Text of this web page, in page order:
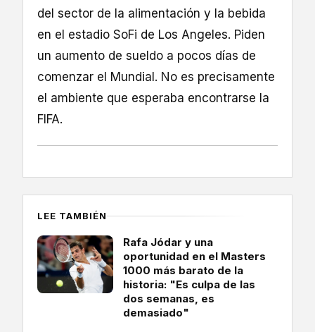
del sector de la alimentación y la bebida
en el estadio SoFi de Los Angeles. Piden
un aumento de sueldo a pocos días de
comenzar el Mundial. No es precisamente
el ambiente que esperaba encontrarse la
FIFA.
LEE TAMBIÉN
Rafa Jódar y una
oportunidad en el Masters
1000 más barato de la
historia: "Es culpa de las
dos semanas, es
demasiado"